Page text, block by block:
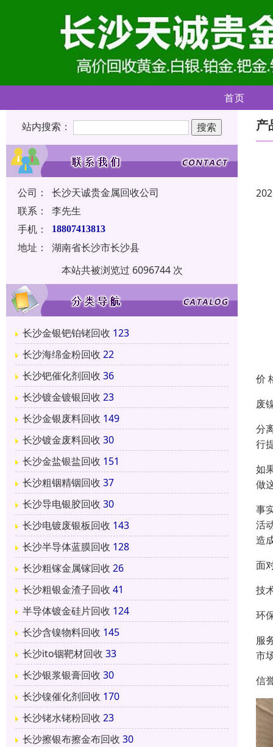
首页
站内搜索：
公司：
长沙天诚贵金属回收公司
联系：
李先生
手机：
18807413813
地址：
湖南省长沙市长沙县
本站共被浏览过 6096744 次
长沙金银钯铂铑回收 123
长沙海绵金粉回收 22
长沙钯催化剂回收 36
长沙镀金镀银回收 23
长沙金银废料回收 149
长沙镀金废料回收 30
长沙金盐银盐回收 151
长沙粗铟精铟回收 37
长沙导电银胶回收 30
长沙电镀废银板回收 143
长沙半导体蓝膜回收 128
长沙粗镓金属镓回收 26
长沙粗银金渣子回收 41
半导体镀金硅片回收 124
长沙含镍物料回收 145
长沙ito铟靶材回收 33
长沙银浆银膏回收 30
长沙镍催化剂回收 170
长沙铑水铑粉回收 23
长沙擦银布擦金布回收 30
产
价
废
分
行
如
做
事
活
造
面
技
环
服
市
信